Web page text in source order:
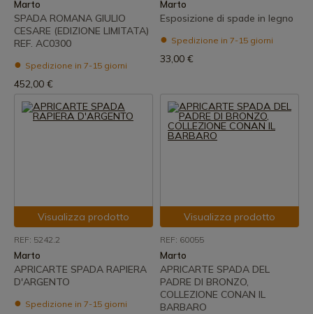
Marto
SPADA ROMANA GIULIO
CESARE (EDIZIONE LIMITATA)
REF. AC0300
Spedizione in 7-15 giorni
452,00 €
Marto
Esposizione di spade in legno
Spedizione in 7-15 giorni
33,00 €
Visualizza prodotto
REF: 5242.2
Marto
APRICARTE SPADA RAPIERA
D'ARGENTO
Spedizione in 7-15 giorni
Visualizza prodotto
REF: 60055
Marto
APRICARTE SPADA DEL
PADRE DI BRONZO,
COLLEZIONE CONAN IL
BARBARO